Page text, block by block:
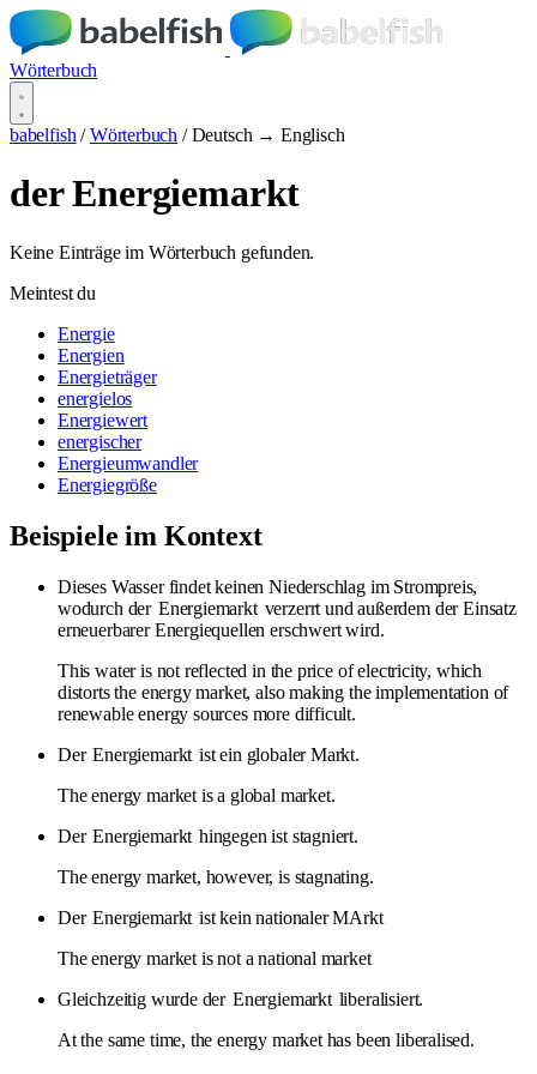
Wörterbuch
babelfish / Wörterbuch / Deutsch → Englisch
der Energiemarkt
Keine Einträge im Wörterbuch gefunden.
Meintest du
Energie
Energien
Energieträger
energielos
Energiewert
energischer
Energieumwandler
Energiegröße
Beispiele im Kontext
Dieses Wasser findet keinen Niederschlag im Strompreis,
wodurch der Energiemarkt verzerrt und außerdem der Einsatz
erneuerbarer Energiequellen erschwert wird.
This water is not reflected in the price of electricity, which
distorts the energy market, also making the implementation of
renewable energy sources more difficult.
Der Energiemarkt ist ein globaler Markt.
The energy market is a global market.
Der Energiemarkt hingegen ist stagniert.
The energy market, however, is stagnating.
Der Energiemarkt ist kein nationaler MArkt
The energy market is not a national market
Gleichzeitig wurde der Energiemarkt liberalisiert.
At the same time, the energy market has been liberalised.